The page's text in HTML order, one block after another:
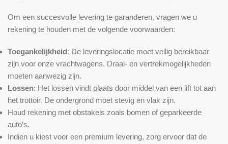
Om een succesvolle levering te garanderen, vragen we u
rekening te houden met de volgende voorwaarden:
Toegankelijkheid: De leveringslocatie moet veilig bereikbaar
zijn voor onze vrachtwagens. Draai- en vertrekmogelijkheden
moeten aanwezig zijn.
Lossen: Het lossen vindt plaats door middel van een lift tot aan
het trottoir. De ondergrond moet stevig en vlak zijn.
Houd rekening met obstakels zoals bomen of geparkeerde
auto’s.
Indien u kiest voor een premium levering, zorg ervoor dat de